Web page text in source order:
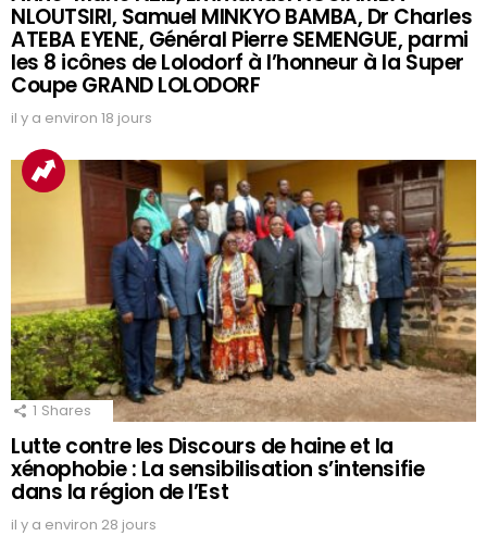
NLOUTSIRI, Samuel MINKYO BAMBA, Dr Charles
ATEBA EYENE, Général Pierre SEMENGUE, parmi
les 8 icônes de Lolodorf à l’honneur à la Super
Coupe GRAND LOLODORF
il y a environ 18 jours
1 Shares
Lutte contre les Discours de haine et la
xénophobie : La sensibilisation s’intensifie
dans la région de l’Est
il y a environ 28 jours